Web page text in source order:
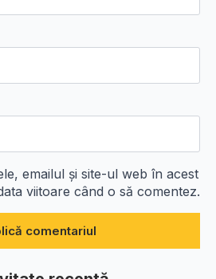
emailul și site-ul web în acest
viitoare când o să comentez.